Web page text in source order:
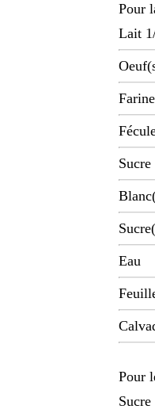
Pour
Lait
Eau
Pour